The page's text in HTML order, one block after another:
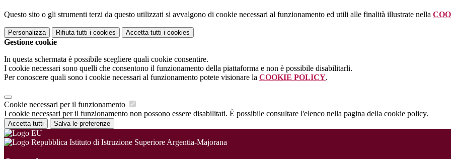
Questo sito o gli strumenti terzi da questo utilizzati si avvalgono di cookie necessari al funzionamento ed utili alle finalità illustrate nella
Personalizza Rifiuta tutti i cookies Accetta tutti i cookies
Gestione cookie
In questa schermata è possibile scegliere quali cookie consentire.
I cookie necessari sono quelli che consentono il funzionamento della piattaforma e non è possibile disabilitarli.
Per conoscere quali sono i cookie necessari al funzionamento potete visionare la COOKIE POLICY.
Cookie necessari per il funzionamento
I cookie necessari per il funzionamento non possono essere disabilitati. È possibile consultare l'elenco nella pagina della cookie policy.
Accetta tutti Salva le preferenze
Istituto di Istruzione Superiore Argentia-Majorana